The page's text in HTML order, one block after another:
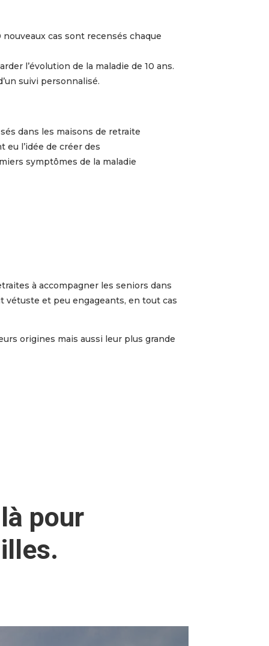
cas sont recensés chaque
l’évolution de la maladie de 10 ans.
suivi personnalisé.
dans les maisons de retraite
eu l’idée de créer des
symptômes de la maladie
à accompagner les seniors dans
vétuste et peu engageants, en tout cas
origines mais aussi leur plus grande
pour